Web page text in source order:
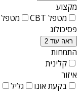
מקצוע
מטפל CBT
מטפל
פסיכולוג
ראה עוד 2
התמחות
קלינית
איזור
בקעת אונו
גליל